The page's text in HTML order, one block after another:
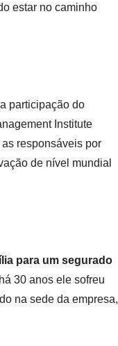
estar no caminho
participação do
Institute
responsáveis por
de nível mundial
para um segurado
30 anos ele sofreu
na sede da empresa,